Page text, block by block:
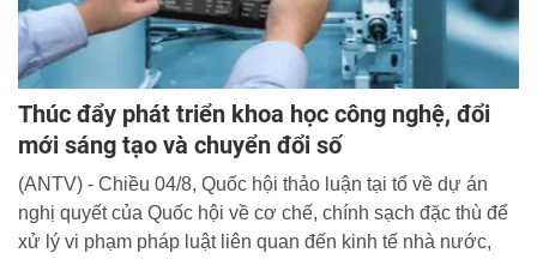
Thúc đẩy phát triển khoa học công nghệ, đổi
mới sáng tạo và chuyển đổi số
(ANTV) - Chiều 04/8, Quốc hội thảo luận tại tổ về dự án
nghị quyết của Quốc hội về cơ chế, chính sạch đặc thù để
xử lý vi phạm pháp luật liên quan đến kinh tế nhà nước,